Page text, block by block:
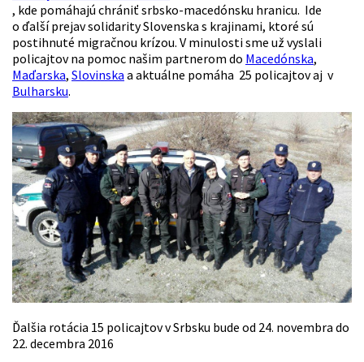
, kde pomáhajú chrániť srbsko-macedónsku hranicu. Ide
o ďalší prejav solidarity Slovenska s krajinami, ktoré sú
postihnuté migračnou krízou. V minulosti sme už vyslali
policajtov na pomoc našim partnerom do Macedónska,
Maďarska, Slovinska a aktuálne pomáha 25 policajtov aj v
Bulharsku.
Ďalšia rotácia 15 policajtov v Srbsku bude od 24. novembra do
22. decembra 2016